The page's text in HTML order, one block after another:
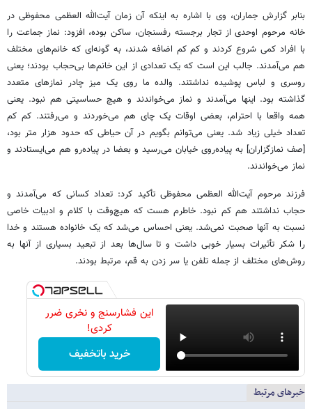
بنابر گزارش جماران، وی با اشاره به اینکه آن زمان آیت‌الله العظمی محفوظی در
خانه مرحوم اوحدی از تجار برجسته رفسنجان، ساکن بوده، افزود: نماز جماعت را
با افراد کمی شروع کردند و کم کم اضافه شدند، به گونه‌ای که خانم‌های مختلف
هم می‌آمدند. جالب این است که یک تعدادی از این خانم‌ها بی‌حجاب بودند؛ یعنی
روسری و لباس پوشیده نداشتند. والده ما روی یک میز چادر نمازهای متعدد
گذاشته بود. اینها می‌آمدند و نماز می‌خواندند و هیچ حساسیتی هم نبود. یعنی
همه واقعا با احترام، بعضی اوقات یک چای هم می‌خوردند و می‌رفتند. کم کم
تعداد خیلی زیاد شد. یعنی می‌توانم بگویم در آن حیاطی که حدود هزار متر بود،
[صف نمازگزاران] به پیاده‌روی خیابان می‌رسید و بعضا در پیاده‌رو هم می‌ایستادند و
نماز می‌خواندند.
فرزند مرحوم آیت‌الله العظمی محفوظی تأکید کرد: تعداد کسانی که می‌آمدند و
حجاب نداشتند هم کم نبود. خاطرم هست که هیچ‌وقت با کلام و ادبیات خاصی
نسبت به آنها صحبت نمی‌شد. یعنی احساس می‌شد که یک خانواده هستند و خدا
را شکر تأثیرات بسیار خوبی داشت و تا سال‌ها بعد از تبعید بسیاری از آنها به
روش‌های مختلف از جمله تلفن یا سر زدن به قم، مرتبط بودند.
این فشارسنج و نخری ضرر
کردی!
خرید باتخفیف
خبرهای مرتبط